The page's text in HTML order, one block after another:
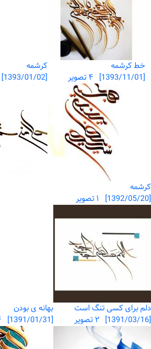
خط کرشمه
[1393/11/01] ۴ تصویر
کرشمه
[1393/01/02] ۵ تصویر
کرشمه
[1392/05/20] ۱ تصویر
دلم برای کسی تنگ است
[1391/03/16] ۲ تصویر
بهانه ی بودن
[1391/01/31] ۴ تصویر